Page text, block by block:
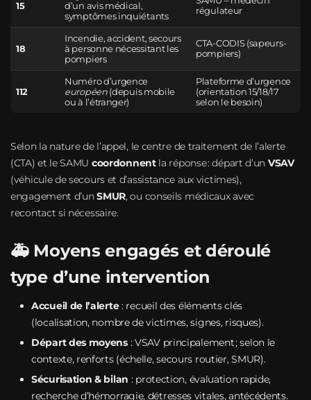
15
d’un avis médical,
symptômes inquiétants
régulateur
18
Incendie, accident, secours
à personne nécessitant les
pompiers
CTA-CODIS (sapeurs-
pompiers)
112
Numéro d’urgence
européen(depuis mobile
ou à l’étranger)
Plateforme d’urgence
(orientation 15/18/17
selon le besoin)
Selon la nature de l’appel, le centre de traitement de l’alerte
(CTA) et le SAMU coordonnentla réponse : départ d’un VSAV
(véhicule de secours et d’assistance aux victimes),
engagement d’unSMUR, ou conseils médicaux avec
recontact si nécessaire.
🚑 Moyens engagés et déroulé
type d’une intervention
Accueil de l’alerte: recueil des éléments clés
(localisation, nombre de victimes, signes, risques).
Départ des moyens: VSAV principalement ; selon le
contexte, renforts (échelle, secours routier, SMUR).
Sécurisation & bilan : protection, évaluation rapide,
recherche d’hémorragie, détresses vitales, antécédents.